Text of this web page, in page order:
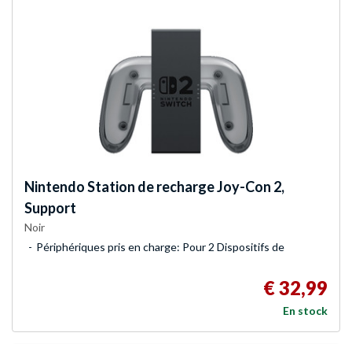
NintendoStation de recharge Joy-Con 2,
Support
Noir
Périphériques pris en charge: Pour 2 Dispositifs de
€ 32,99
En stock